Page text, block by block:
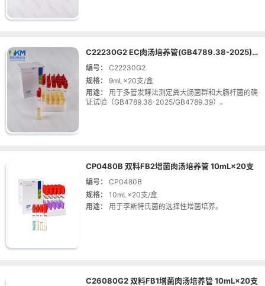
C22230G2 EC肉汤培养管(GB4789.38-2025) 9mL×20支
编号：
C22230G2
规格：
9mL×20支/盒
用途：
用于多管发酵法测定粪大肠菌群和大肠杆菌的确
证试验（GB4789.38-2025/GB4789.39）。
CP0480B 双料FB2增菌肉汤培养管 10mL×20支
编号：
CP0480B
规格：
10mL×20支/盒
用途：
用于李斯特氏菌的选择性增菌培养。
C26080G2 双料FB1增菌肉汤培养管 10mL×20支